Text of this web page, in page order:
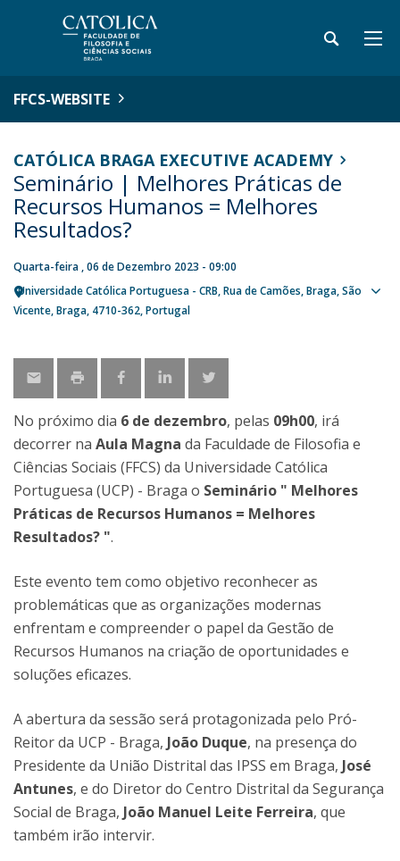
FFCS-WEBSITE
CATÓLICA BRAGA EXECUTIVE ACADEMY
Seminário | Melhores Práticas de
Recursos Humanos = Melhores
Resultados?
Quarta-feira , 06 de Dezembro 2023 - 09:00
Universidade Católica Portuguesa - CRB Rua de Camões Braga São
Vicente, Braga 4710-362 Portugal
No próximo dia 6 de dezembro, pelas 09h00, irá
decorrer na Aula Magna da Faculdade de Filosofia e
Ciências Sociais (FFCS) da Universidade Católica
Portuguesa (UCP) - Braga o Seminário " Melhores
Práticas de Recursos Humanos = Melhores
Resultados? ".
Este evento tem como objetivo reconhecer as
problemáticas que as organizações modernas
enfrentam e compreender o papel da Gestão de
Recursos Humanos na criação de oportunidades e
soluções eficazes.
A abertura da sessão será protagonizada pelo Pró-
Reitor da UCP - Braga, João Duque, na presença do
Presidente da União Distrital das IPSS em Braga, José
Antunes, e do Diretor do Centro Distrital da Segurança
Social de Braga, João Manuel Leite Ferreira, que
também irão intervir.